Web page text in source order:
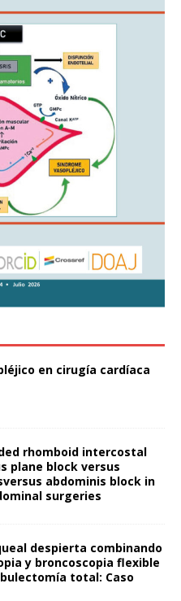
en cirugía cardíaca
rhomboid intercostal
plane block versus
abdominis block in
surgeries
despierta combinando
y broncoscopia flexible
total: Caso